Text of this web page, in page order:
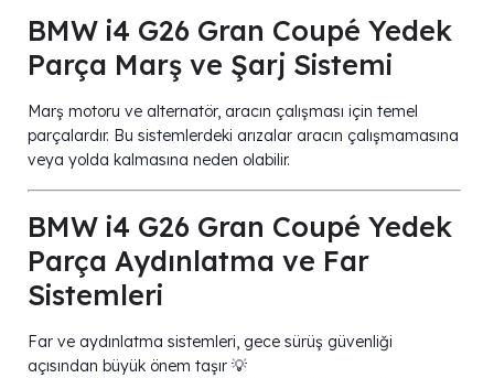
BMW i4 G26 Gran Coupé Yedek
Parça Marş ve Şarj Sistemi
Marş motoru ve alternatör, aracın çalışması için temel
parçalardır. Bu sistemlerdeki arızalar aracın çalışmamasına
veya yolda kalmasına neden olabilir.
BMW i4 G26 Gran Coupé Yedek
Parça Aydınlatma ve Far
Sistemleri
Far ve aydınlatma sistemleri, gece sürüş güvenliği
açısından büyük önem taşır 💡